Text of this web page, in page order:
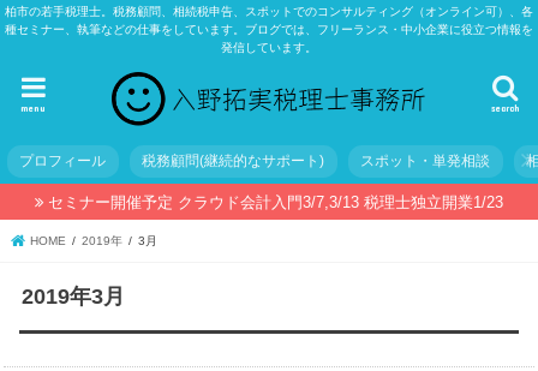
柏市の若手税理士。税務顧問、相続税申告、スポットでのコンサルティング（オンライン可）、各
種セミナー、執筆などの仕事をしています。ブログでは、フリーランス・中小企業に役立つ情報を
発信しています。
search
menu
プロフィール 税務顧問(継続的なサポート) スポット・単発相談
セミナー開催予定 クラウド会計入門3/7,3/13 税理士独立開業1/23
HOME 2019年 3月
2019年3月